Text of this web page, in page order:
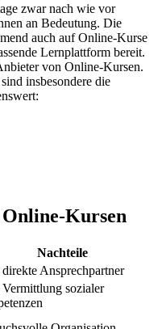
zwar nach wie vor
an Bedeutung. Die
auch auf Online-Kurse
Lernplattform bereit.
von Online-Kursen.
insbesondere die
Kursen
Nachteile
Ansprechpartner
sozialer